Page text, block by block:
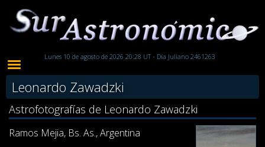
Lunes 10 de agosto de 2026 20:28 UT - Día Juliano 2461263
Leonardo Zawadzki
Astrofotografías de Leonardo Zawadzki
Ramos Mejia, Bs. As., Argentina